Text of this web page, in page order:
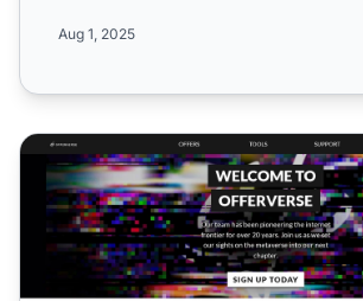
Aug 1, 2025
Offerverse Affiliate Programma